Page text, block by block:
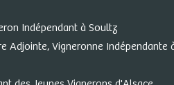
Indépendant à Soultz
Adjointe, Vigneronne Indépendante